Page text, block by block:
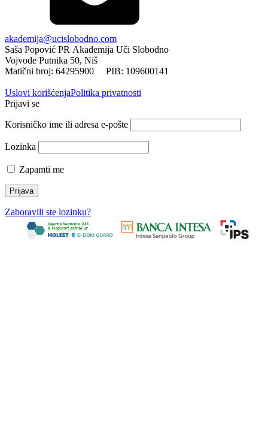
akademija@ucislobodno.com
Saša Popović PR Akademija Uči Slobodno
Vojvode Putnika 50, Niš
Matični broj: 64295900 PIB: 109600141
Uslovi korišćenjaPolitika privatnosti
Prijavi se
Korisničko ime ili adresa e-pošte
Lozinka
Zapamti me
Zaboravili ste lozinku?